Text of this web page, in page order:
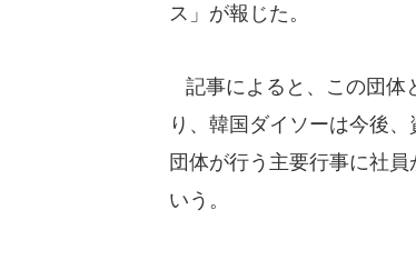
ス」が報じた。
記事によると、この団体
り、韓国ダイソーは今後
団体が行う主要行事に社
いう。